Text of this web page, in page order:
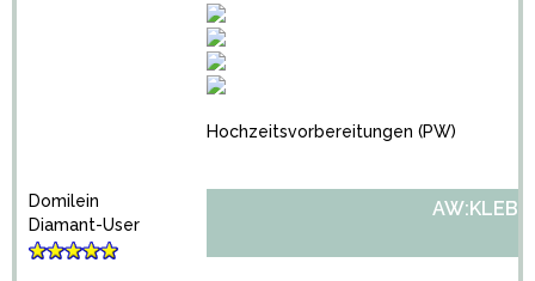
Hochzeitsvorbereitungen (PW)
Domilein
Diamant-User